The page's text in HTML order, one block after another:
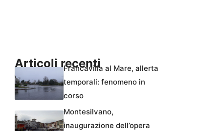
Articoli recentiFrancavilla al Mare, allerta
temporali: fenomeno in
corso
Montesilvano,
inaugurazione dell’opera